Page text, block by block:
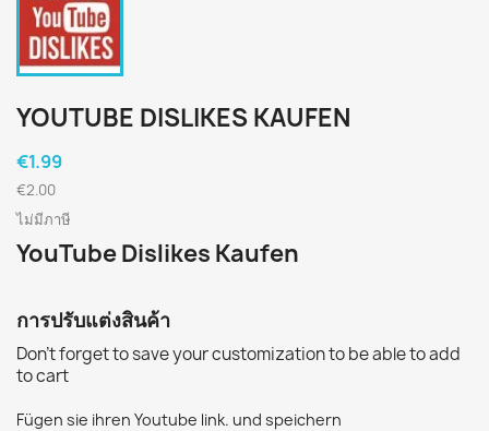
YOUTUBE DISLIKES KAUFEN
€1.99
€2.00
ไม่มีภาษี
YouTube Dislikes Kaufen
การปรับแต่งสินค้า
Don't forget to save your customization to be able to add
to cart
Fügen sie ihren Youtube link. und speichern